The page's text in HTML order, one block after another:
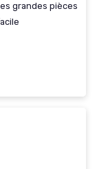
grandes pièces